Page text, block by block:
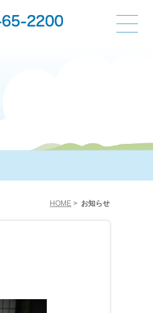
HOME > お知らせ